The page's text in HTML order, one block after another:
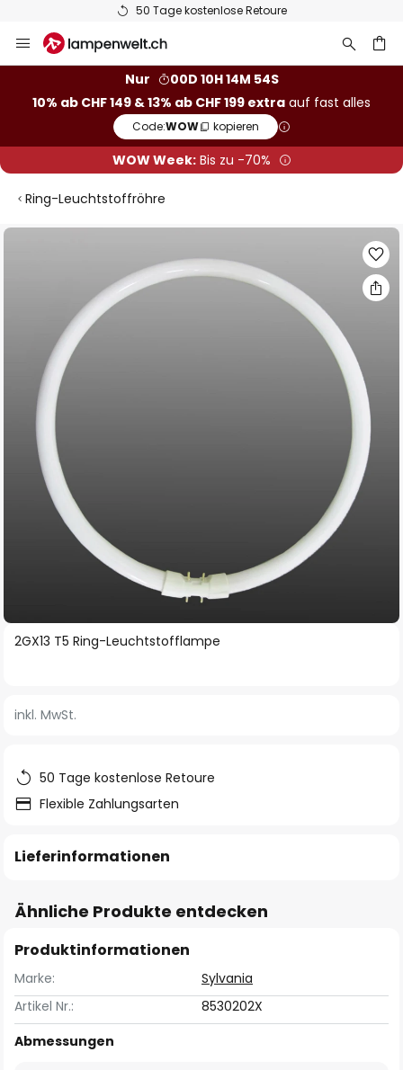
kostenlose Retoure
Inhalt
Nur
00D 10H 14M 54S
10% ab CHF 149 & 13% ab CHF 199 extra auf fast alles
Code:WOW kopieren
WOW Week:Bis zu -70%
Ring-Leuchtstoffröhre
Zum
springen
Zum
springen
2GX13 T5 Ring-Leuchtstofflampe
inkl. MwSt.
50 Tage kostenlose Retoure
Flexible Zahlungsarten
Lieferinformationen
Ähnliche Produkte entdecken
Produktinformationen
Marke:
Sylvania
Artikel Nr.:
8530202X
Abmessungen